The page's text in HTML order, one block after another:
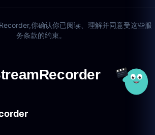
你确认你已阅读、理解并同意受这些服
务条款的约束。